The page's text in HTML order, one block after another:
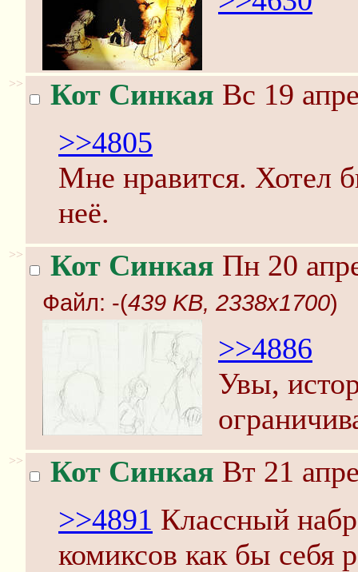
>> Кот Синкая Вс 19
>>4805
Мне нравится. Хотел
неё.
>> Кот Синкая Пн 20
Файл: -(439 KB, 2338x1700)
>>4886
Увы,
>> Кот Синкая Вт 21
>>4891 Классный
комиксов как бы себя